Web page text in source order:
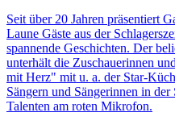
Seit über 20 Jahren präsentiert
Laune Gäste aus der
spannende Geschichten. Der
unterhält die Zuschauerinnen
mit Herz" mit u. a. der Star-
Sängern und Sängerinnen in
Talenten am roten Mikrofon.